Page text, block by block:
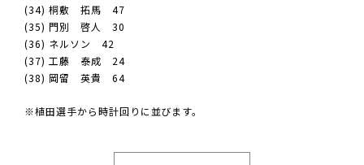
(34) 桐敷 拓馬 47
(35) 門別 啓人 30
(36) ネルソン 42
(37) 工藤 泰成 24
(38) 岡留 英貴 64
※植田選手から時計回りに並びます。